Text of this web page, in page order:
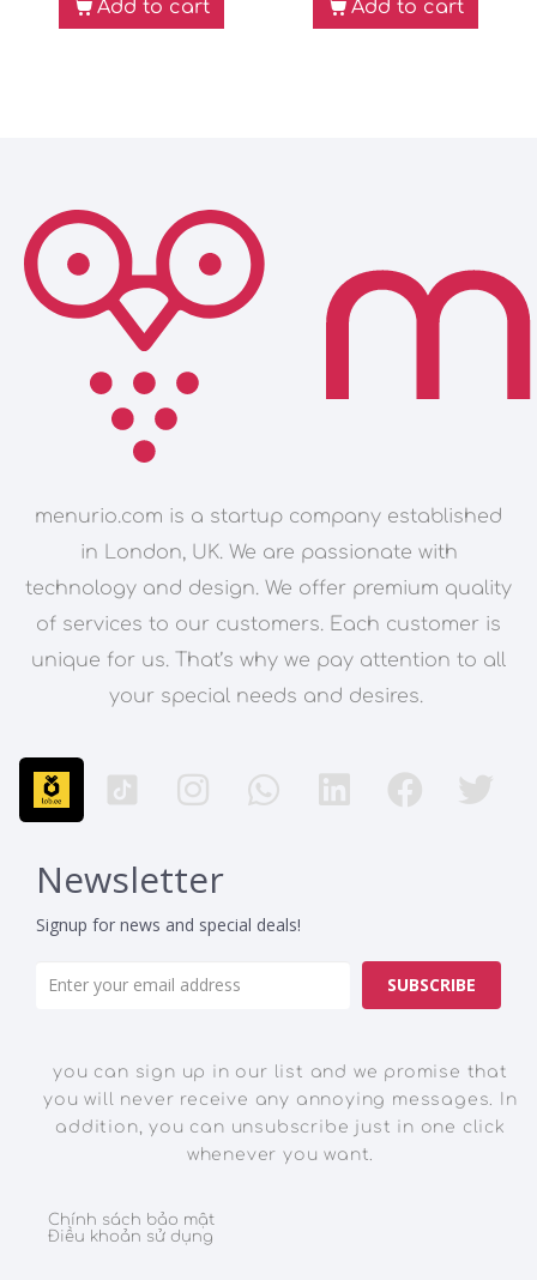
Add to cart Add to cart
menurio.com is a startup company established
in London, UK. We are passionate with
technology and design. We offer premium quality
of services to our customers. Each customer is
unique for us. That’s why we pay attention to all
your special needs and desires.
Newsletter
Signup for news and special deals!
SUBSCRIBE
you can sign up in our list and we promise that
you will never receive any annoying messages. In
addition, you can unsubscribe just in one click
whenever you want.
Chính sách bảo mật
Điều khoản sử dụng